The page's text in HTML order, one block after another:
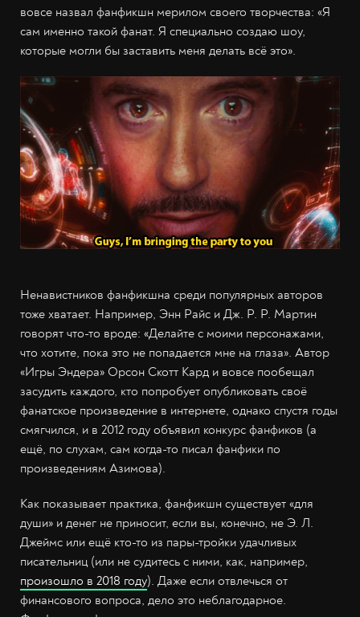
вовсе назвал фанфикшн мерилом своего творчества: «Я
сам именно такой фанат. Я специально создаю шоу,
которые могли бы заставить меня делать всё это».
Ненавистников фанфикшна среди популярных авторов
тоже хватает. Например, Энн Райс и Дж. Р. Р. Мартин
говорят что-то вроде: «Делайте с моими персонажами,
что хотите, пока это не попадается мне на глаза». Автор
«Игры Эндера» Орсон Скотт Кард и вовсе пообещал
засудить каждого, кто попробует опубликовать своё
фанатское произведение в интернете, однако спустя годы
смягчился, и в 2012 году объявил конкурс фанфиков (а
ещё, по слухам, сам когда-то писал фанфики по
произведениям Азимова).
Как показывает практика, фанфикшн существует «для
души» и денег не приносит, если вы, конечно, не Э. Л.
Джеймс или ещё кто-то из пары-тройки удачливых
писательниц (или не судитесь с ними, как, например,
произошло в 2018 году). Даже если отвлечься от
финансового вопроса, дело это неблагодарное.